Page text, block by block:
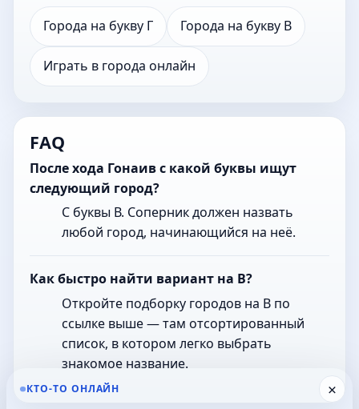
Города на букву Г Города на букву В
Играть в города онлайн
FAQ
После хода Гонаив с какой буквы ищут
следующий город?
С буквы В. Соперник должен назвать
любой город, начинающийся на неё.
Как быстро найти вариант на В?
Откройте подборку городов на В по
ссылке выше — там отсортированный
список, в котором легко выбрать
знакомое название.
×
КТО-ТО ОНЛАЙН